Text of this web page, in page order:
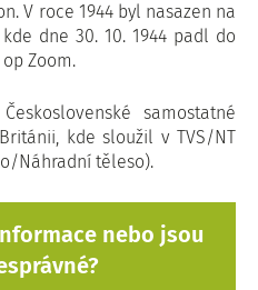
V roce 1944 byl nasazen na
dne 30. 10. 1944 padl do
Zoom.
samostatné
kde sloužil v TVS/NT
Náhradní těleso).
nebo jsou